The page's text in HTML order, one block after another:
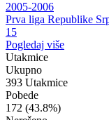
2005-2006
Prva liga Republike
15
Pogledaj više
Utakmice
Ukupno
393 Utakmice
Pobede
172 (43.8%)